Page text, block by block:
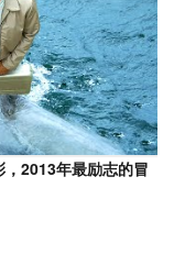
，2013年最励志的冒